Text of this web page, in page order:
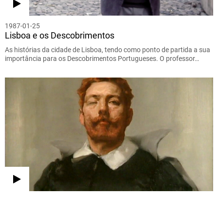
1987-01-25
Lisboa e os Descobrimentos
As histórias da cidade de Lisboa, tendo como ponto de partida a sua
importância para os Descobrimentos Portugueses. O professor…